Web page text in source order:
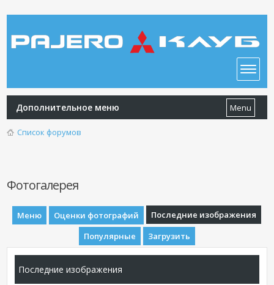
Дополнительное меню Menu
Список форумов
Фотогалерея
Меню Оценки фотографий
Последние изображения
Популярные
Загрузить
Последние изображения